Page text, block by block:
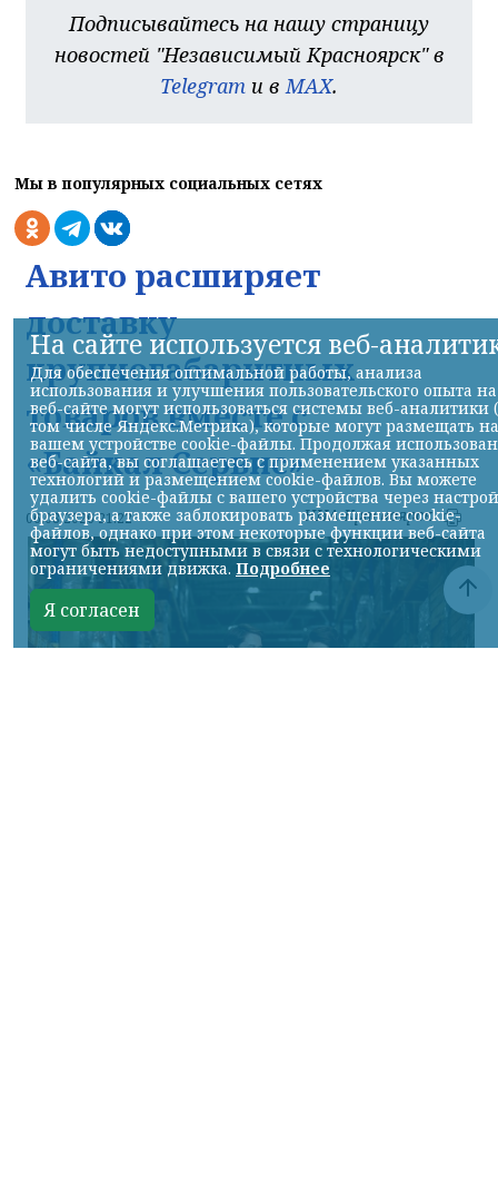
Подписывайтесь на нашу страницу
новостей "Независимый Красноярск" в
Telegram и в MAX.
Мы в популярных социальных сетях
Авито расширяет
доставку
крупногабаритных
товаров вместе с
«Байкал Сервис»
06.08.2026 21:22 НИА-Красноярск
На сайте используется веб-
Для обеспечения оптимальной работы, анализа
использования и улучшения пользовательского опыта на
веб-сайте могут использоваться системы веб-аналитики
том числе Яндекс.Метрика), которые могут размещать на
вашем устройстве cookie-файлы. Продолжая
веб-сайта, вы соглашаетесь с применением указанных
технологий и размещением cookie-файлов. Вы можете
удалить cookie-файлы с вашего устройства через
браузера, а также заблокировать размещение cookie-
файлов, однако при этом некоторые функции веб-сайта
могут быть недоступными в связи с технологическими
ограничениями движка. Подробнее
Я согласен